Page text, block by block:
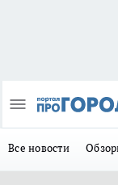
Все новости